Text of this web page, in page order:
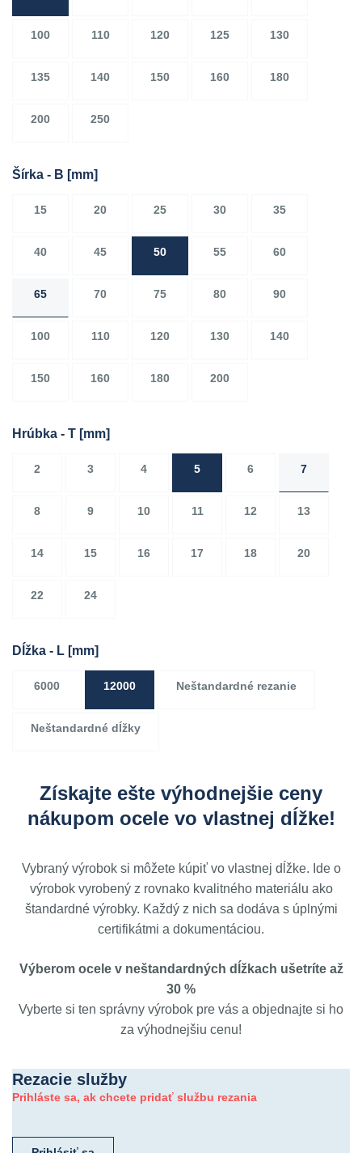
100 110 120 125 130
135 140 150 160 180
200 250
Šírka - B [mm]
15 20 25 30 35
40 45 50 55 60
65 70 75 80 90
100 110 120 130 140
150 160 180 200
Hrúbka - T [mm]
2 3 4 5 6 7
8 9 10 11 12 13
14 15 16 17 18 20
22 24
Dĺžka - L [mm]
6000 12000 Neštandardné rezanie
Neštandardné dĺžky
Získajte ešte výhodnejšie ceny
nákupom ocele vo vlastnej dĺžke!
Vybraný výrobok si môžete kúpiť vo vlastnej dĺžke. Ide o
výrobok vyrobený z rovnako kvalitného materiálu ako
štandardné výrobky. Každý z nich sa dodáva s úplnými
certifikátmi a dokumentáciou.
Výberom ocele v neštandardných dĺžkach ušetríte až
30 %
Vyberte si ten správny výrobok pre vás a objednajte si ho
za výhodnejšiu cenu!
Rezacie služby
Prihláste sa, ak chcete pridať službu rezania